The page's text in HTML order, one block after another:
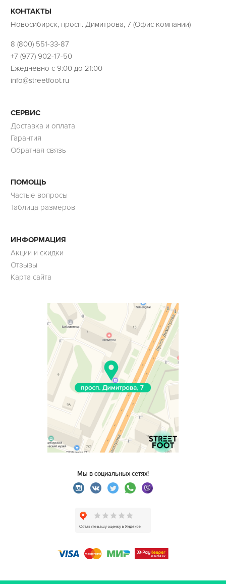
КОНТАКТЫ
Новосибирск, просп. Димитрова, 7 (Офис компании)
8 (800) 551-33-87
+7 (977) 902-17-50
Ежедневно с 9:00 до 21:00
info@streetfoot.ru
СЕРВИС
Доставка и оплата
Гарантия
Обратная связь
ПОМОЩЬ
Частые вопросы
Таблица размеров
ИНФОРМАЦИЯ
Акции и скидки
Отзывы
Карта сайта
Мы в социальных сетях!